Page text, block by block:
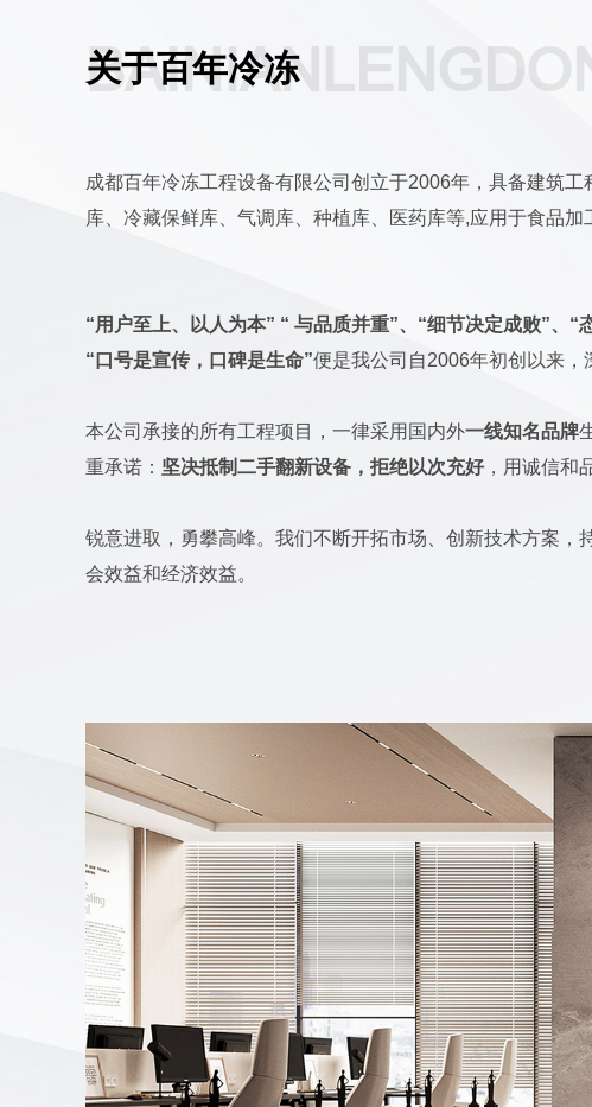
关于百年冷冻
成都百年冷冻工程设备有限公司创立于2006年，具备建筑
库、冷藏保鲜库、气调库、种植库、医药库等,应用于食品
“用户至上、以人为本” “ 与品质并重”、“细节决定成败”、“
“口号是宣传，口碑是生命”便是我公司自2006年初创以来，
本公司承接的所有工程项目，一律采用国内外一线知名品牌
重承诺： 坚决抵制二手翻新设备，拒绝以次充好，用诚信和
锐意进取，勇攀高峰。我们不断开拓市场、创新技术方案
会效益和经济效益。